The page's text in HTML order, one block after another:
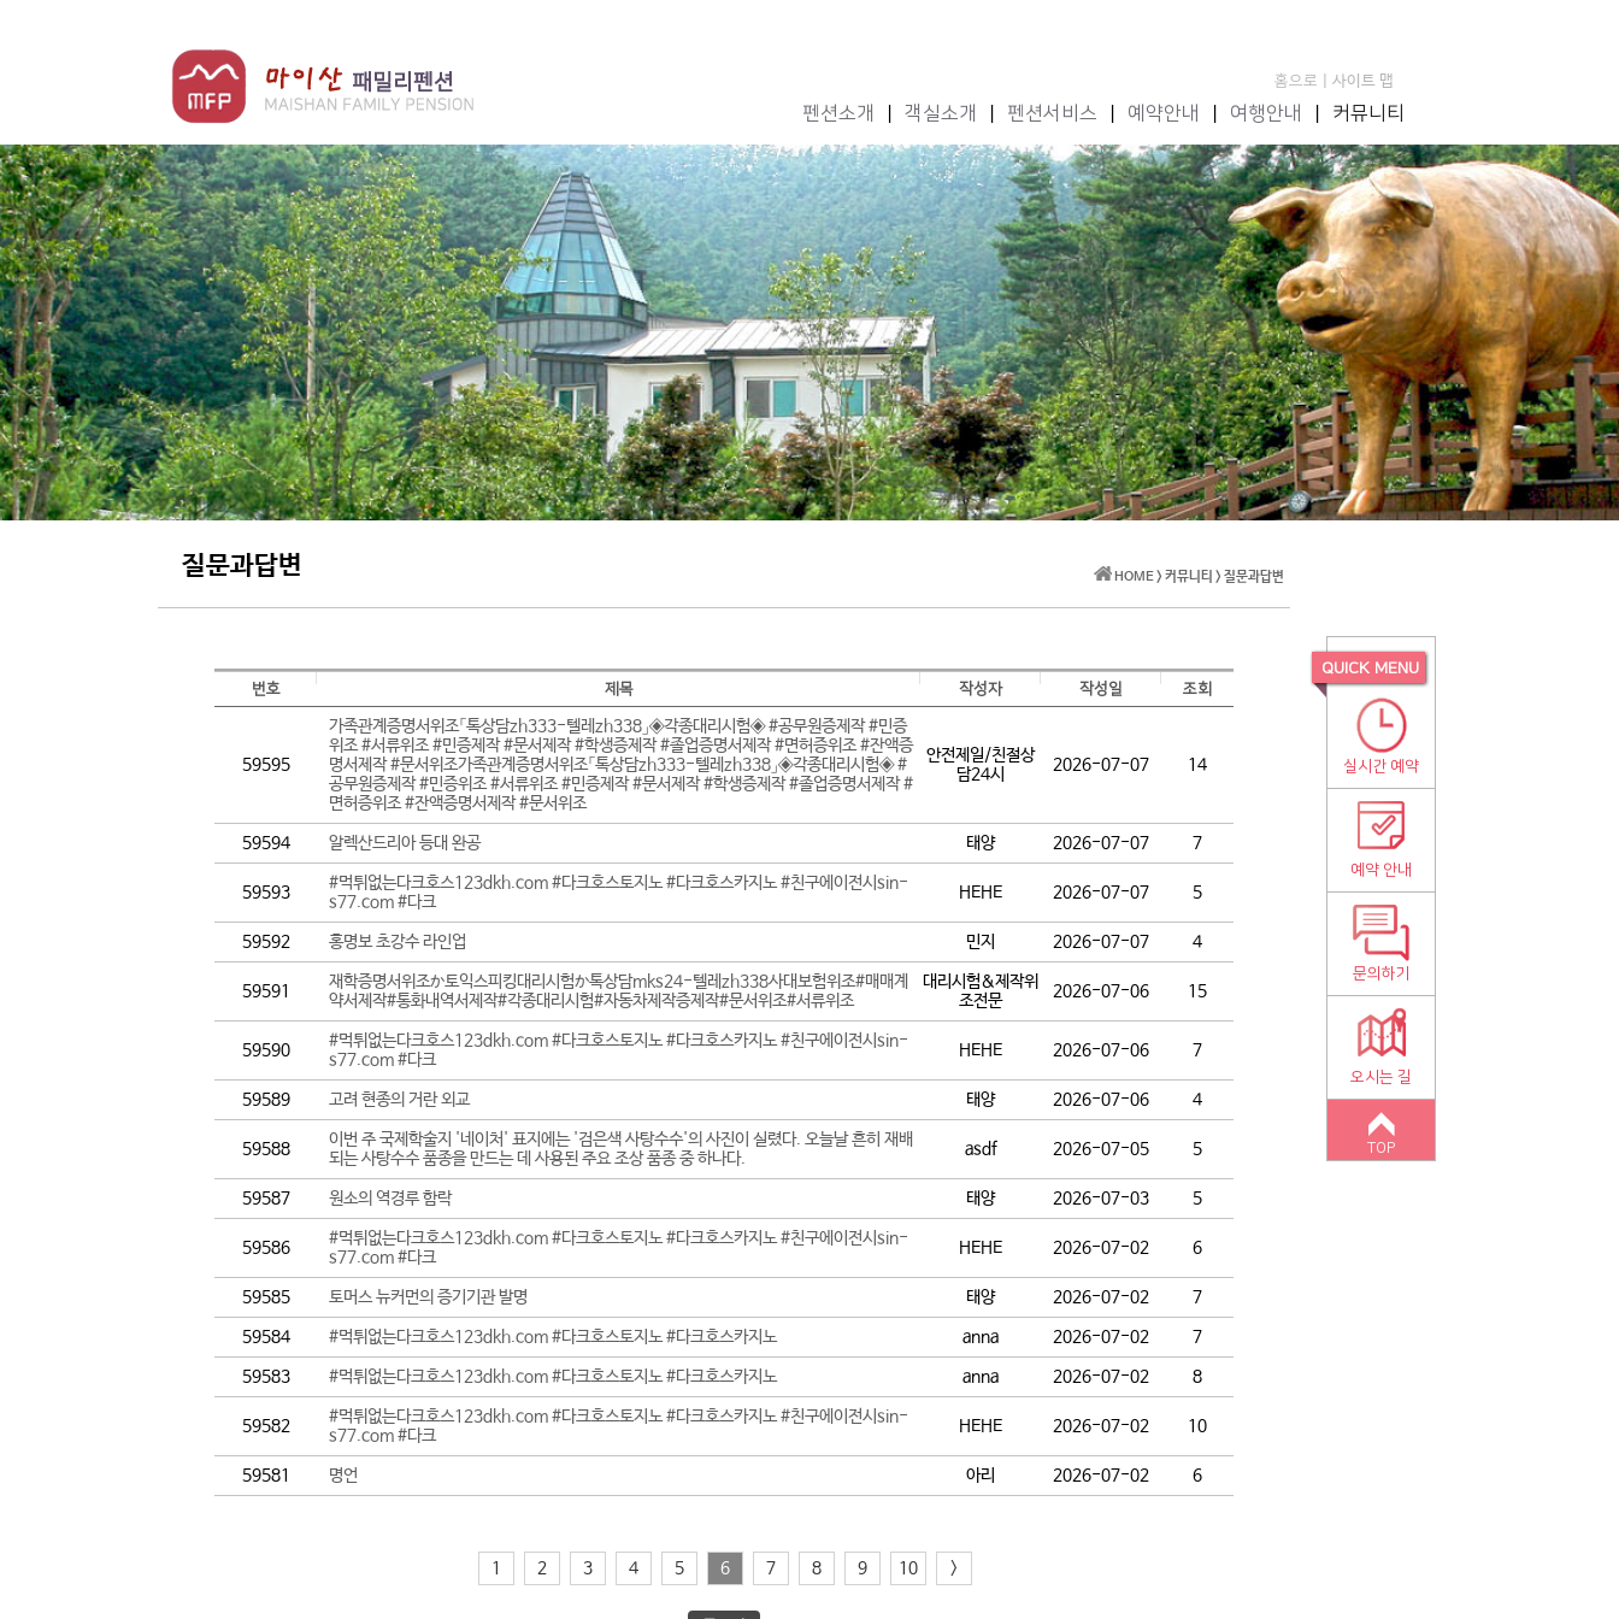
홈으로 | 사이트 맵
펜션소개 객실소개 펜션서비스 예약안내 여행안내 커뮤니티
질문과답변 HOME > 커뮤니티 > 질문과답변
번호 제목 작성자 작성일 조회
59595
가족관계증명서위조「톡상담zh333-텔레zh338」◈각종대리시험◈ #공무원증제작 #민증
위조 #서류위조 #민증제작 #문서제작 #학생증제작 #졸업증명서제작 #면허증위조 #잔액증
명서제작 #문서위조가족관계증명서위조「톡상담zh333-텔레zh338」◈각종대리시험◈ #
공무원증제작 #민증위조 #서류위조 #민증제작 #문서제작 #학생증제작 #졸업증명서제작 #
면허증위조 #잔액증명서제작 #문서위조
안전제일/친절상
담24시
2026-07-07 14
59594 알렉산드리아 등대 완공 태양 2026-07-07 7
59593
#먹튀없는다크호스123dkh.com #다크호스토지노 #다크호스카지노 #친구에이전시sin-
s77.com #다크
HEHE 2026-07-07 5
59592 홍명보 초강수 라인업 민지 2026-07-07 4
59591
재학증명서위조か토익스피킹대리시험か톡상담mks24-텔레zh338사대보험위조#매매계
약서제작#통화내역서제작#각종대리시험#자동차제작증제작#문서위조#서류위조
대리시험&제작위
조전문
2026-07-06 15
59590
#먹튀없는다크호스123dkh.com #다크호스토지노 #다크호스카지노 #친구에이전시sin-
s77.com #다크
HEHE 2026-07-06 7
59589 고려 현종의 거란 외교 태양 2026-07-06 4
59588
이번 주 국제학술지 '네이처' 표지에는 '검은색 사탕수수'의 사진이 실렸다. 오늘날 흔히 재배
되는 사탕수수 품종을 만드는 데 사용된 주요 조상 품종 중 하나다.
asdf 2026-07-05 5
59587 원소의 역경루 함락 태양 2026-07-03 5
59586
#먹튀없는다크호스123dkh.com #다크호스토지노 #다크호스카지노 #친구에이전시sin-
s77.com #다크
HEHE 2026-07-02 6
59585 토머스 뉴커먼의 증기기관 발명 태양 2026-07-02 7
59584 #먹튀없는다크호스123dkh.com #다크호스토지노 #다크호스카지노 anna 2026-07-02 7
59583 #먹튀없는다크호스123dkh.com #다크호스토지노 #다크호스카지노 anna 2026-07-02 8
59582
#먹튀없는다크호스123dkh.com #다크호스토지노 #다크호스카지노 #친구에이전시sin-
s77.com #다크
HEHE 2026-07-02 10
59581 명언 아리 2026-07-02 6
1 2 3 4 5 6 7 8 9 10 >
QUICK MENU
실시간 예약
예약 안내
문의하기
오시는 길
TOP